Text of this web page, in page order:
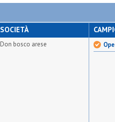
SOCIETÀ
Don bosco arese